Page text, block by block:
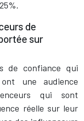
de
sur
de confiance qui
une audience
qui sont
réelle sur leur